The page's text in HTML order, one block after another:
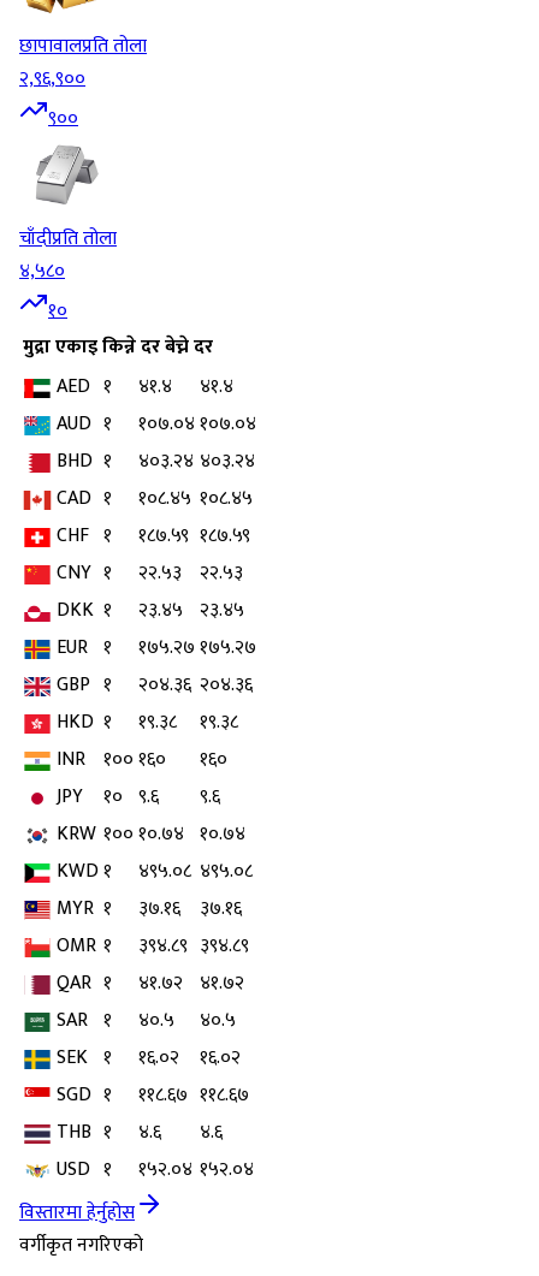
छापावालप्रति तोला
२,९६,९००
९००
चाँदीप्रति तोला
४,५८०
१०
मुद्राएकाइकिन्ने दरबेच्ने दर
AED १ ४१.४
४१.४
AUD १ १०७.०४१०७.०४
BHD १ ४०३.२४ ४०३.२४
CAD १ १०८.४५ १०८.४५
CHF १ १८७.५९ १८७.५९
CNY १ २२.५३
२२.५३
DKK १ २३.४५ २३.४५
EUR १ १७५.२७१७५.२७
GBP १ २०४.३६ २०४.३६
HKD १ १९.३८
१९.३८
INR १००१६०
१६०
JPY
१० ९.६
९.६
KRW १००१०.७४ १०.७४
KWD१ ४९५.०८ ४९५.०८
MYR १ ३७.१६
३७.१६
OMR १ ३९४.८९ ३९४.८९
QAR १ ४१.७२ ४१.७२
SAR १ ४०.५
४०.५
SEK १ १६.०२
१६.०२
SGD १ ११८.६७ ११८.६७
THB १ ४.६
४.६
USD १ १५२.०४ १५२.०४
विस्तारमा हेर्नुहोस
वर्गीकृत नगरिएको